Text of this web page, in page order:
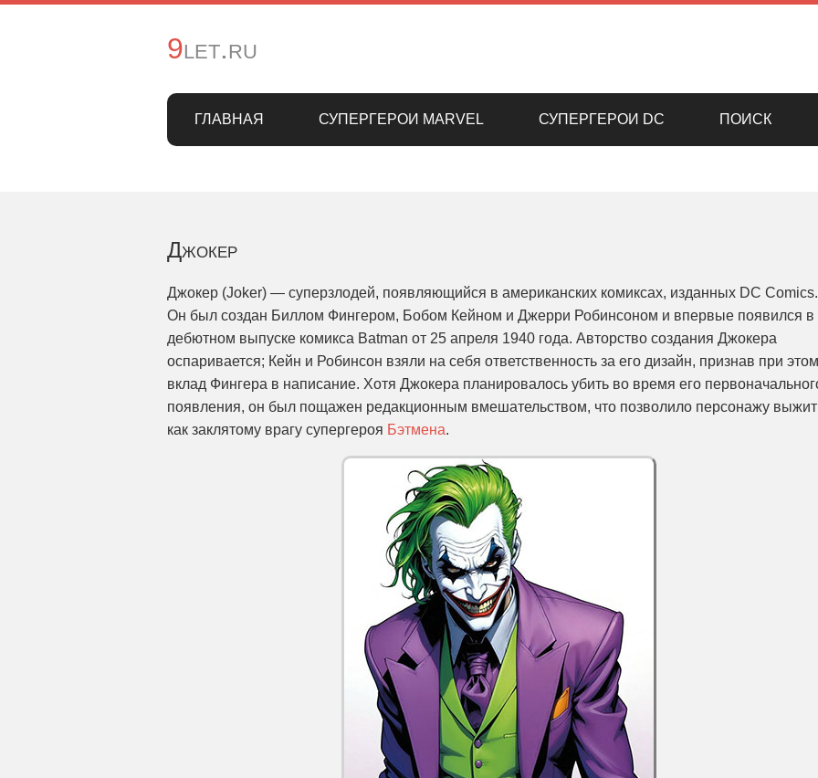
9let.ru
ГЛАВНАЯ СУПЕРГЕРОИ MARVEL СУПЕРГЕРОИ DC ПОИСК
Джокер
Джокер (Joker) — суперзлодей, появляющийся в американских комиксах, изданных DC Comics.
Он был создан Биллом Фингером, Бобом Кейном и Джерри Робинсоном и впервые появился в
дебютном выпуске комикса Batman от 25 апреля 1940 года. Авторство создания Джокера
оспаривается; Кейн и Робинсон взяли на себя ответственность за его дизайн, признав при этом
вклад Фингера в написание. Хотя Джокера планировалось убить во время его
появления, он был пощажен редакционным вмешательством, что позволило персонажу
как заклятому врагу супергероя Бэтмена.